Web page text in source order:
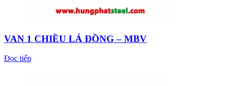
VAN 1 CHIỀU LÁ ĐỒNG – MBV
Đọc tiếp